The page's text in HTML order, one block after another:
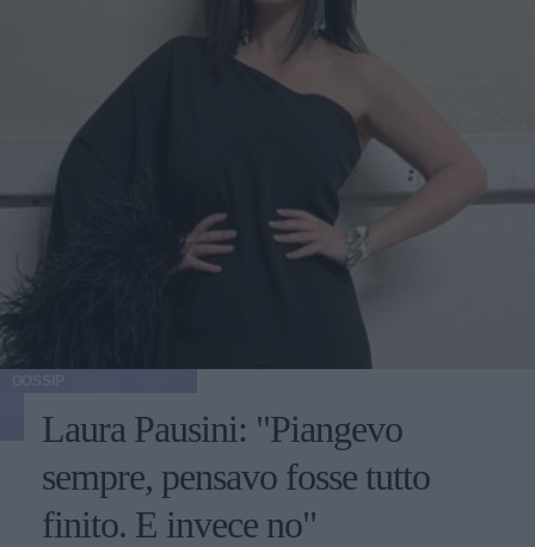
Laura Pausini: "Piangevo
sempre, pensavo fosse tutto
finito. E invece no"